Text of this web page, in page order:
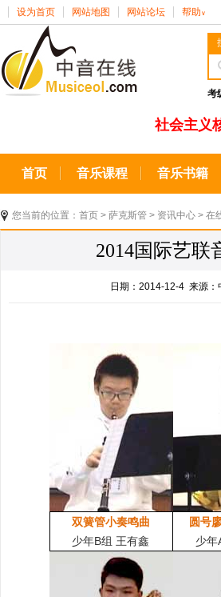
设为首页 网站地图 网站论坛 帮助 ∨
考
社会主义
首页 音乐课程 音乐书籍
您当前的位置： 首页 > 萨克斯管 > 资讯中心 > 在
2014国际艺联
日期：2014-12-4 来源
双簧管小奏鸣曲 圆号
少年B组 王有鑫
少年